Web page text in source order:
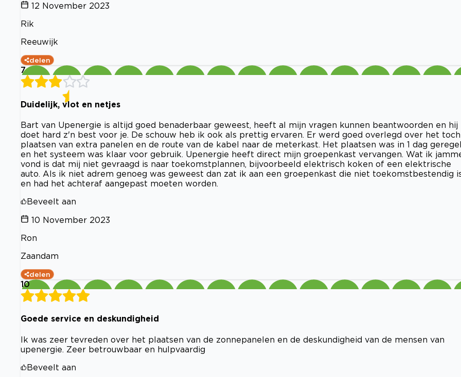
12 November 2023
Rik
Reeuwijk
delen
7
Duidelijk, vlot en netjes
Bart van Upenergie is altijd goed benaderbaar geweest, heeft al mijn vragen kunnen beantwoorden en hij
doet hard z'n best voor je. De schouw heb ik ook als prettig ervaren. Er werd goed overlegd over het toch
plaatsen van extra panelen en de route van de kabel naar de meterkast. Het plaatsen was in 1 dag
en het systeem was klaar voor gebruik. Upenergie heeft direct mijn groepenkast vervangen. Wat ik
vond is dat mij niet gevraagd is naar toekomstplannen, bijvoorbeeld elektrisch koken of een elektrische
auto. Als ik niet adrem genoeg was geweest dan zat ik aan een groepenkast die niet toekomstbestendig
en had het achteraf aangepast moeten worden.
Beveelt aan
10 November 2023
Ron
Zaandam
delen
10
Goede service en deskundigheid
Ik was zeer tevreden over het plaatsen van de zonnepanelen en de deskundigheid van de mensen van
upenergie. Zeer betrouwbaar en hulpvaardig
Beveelt aan